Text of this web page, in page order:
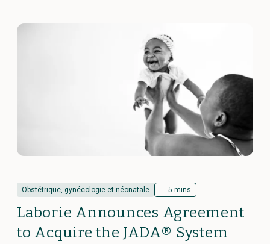
Obstétrique, gynécologie et néonatale 5 mins
Laborie Announces Agreement
to Acquire the JADA® System